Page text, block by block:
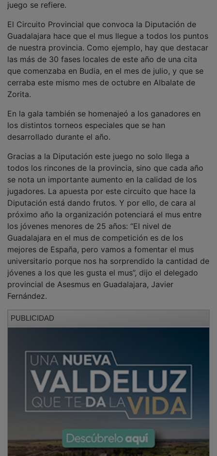
El Circuito Provincial que convoca la Diputación de
Guadalajara hace que el mus llegue a todos los puntos
de nuestra provincia. Como ejemplo, hay que destacar
las más de 30 fases locales de este año de una cita
que comenzaba en Budia, en el mes de julio, y que se
cerraba este mismo mes de octubre en Albalate de
Zorita.
En la gala también se homenajeó a los ganadores en
los distintos torneos especiales que se han
desarrollado durante el año.
Gracias a la Diputación este juego no solo llega a
todos los rincones de la provincia, sino que cada año
se nota un importante aumento en la calidad de los
jugadores. La apuesta por este circuito que hace la
Diputación está dando frutos. Y por ello, de cara al
próximo año la organización potenciará el mus entre
los jóvenes menores de 25 años: “El nivel de
Guadalajara en el mus de competición es de los
mejores de España, pero vamos a fomentar el mus
universitario porque nos ha sorprendido la cantidad de
jóvenes a los que les gusta el mus”, dijo el delegado
provincial de Asesmus en Guadalajara, Javier
Fernández.